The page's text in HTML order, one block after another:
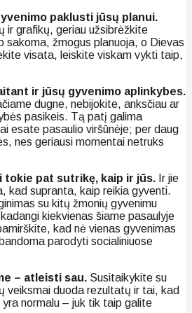
paklusti jūsų planui.
ir grafikų, geriau užsibrėžkite
sakoma, žmogus planuoja, o Dievas
visata, leiskite viskam vykti taip,
ir jūsų gyvenimo aplinkybes.
dugne, nebijokite, anksčiau ar
pasikeis. Tą patį galima
esate pasaulio viršūnėje; per daug
nes geriausi momentai netruks
tokie pat sutrikę, kaip ir jūs. Ir jie
kad supranta, kaip reikia gyventi.
su kitų žmonių gyvenimu
kiekvienas šiame pasaulyje
kad nė vienas gyvenimas
parodyti socialiniuose
– atleisti sau. Susitaikykite su
veiksmai duoda rezultatų ir tai, kad
normalu – juk tik taip galite